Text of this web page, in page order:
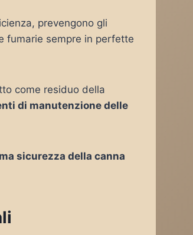
prevengono gli
fumarie sempre in perfette
come residuo della
di manutenzione delle
sicurezza della canna